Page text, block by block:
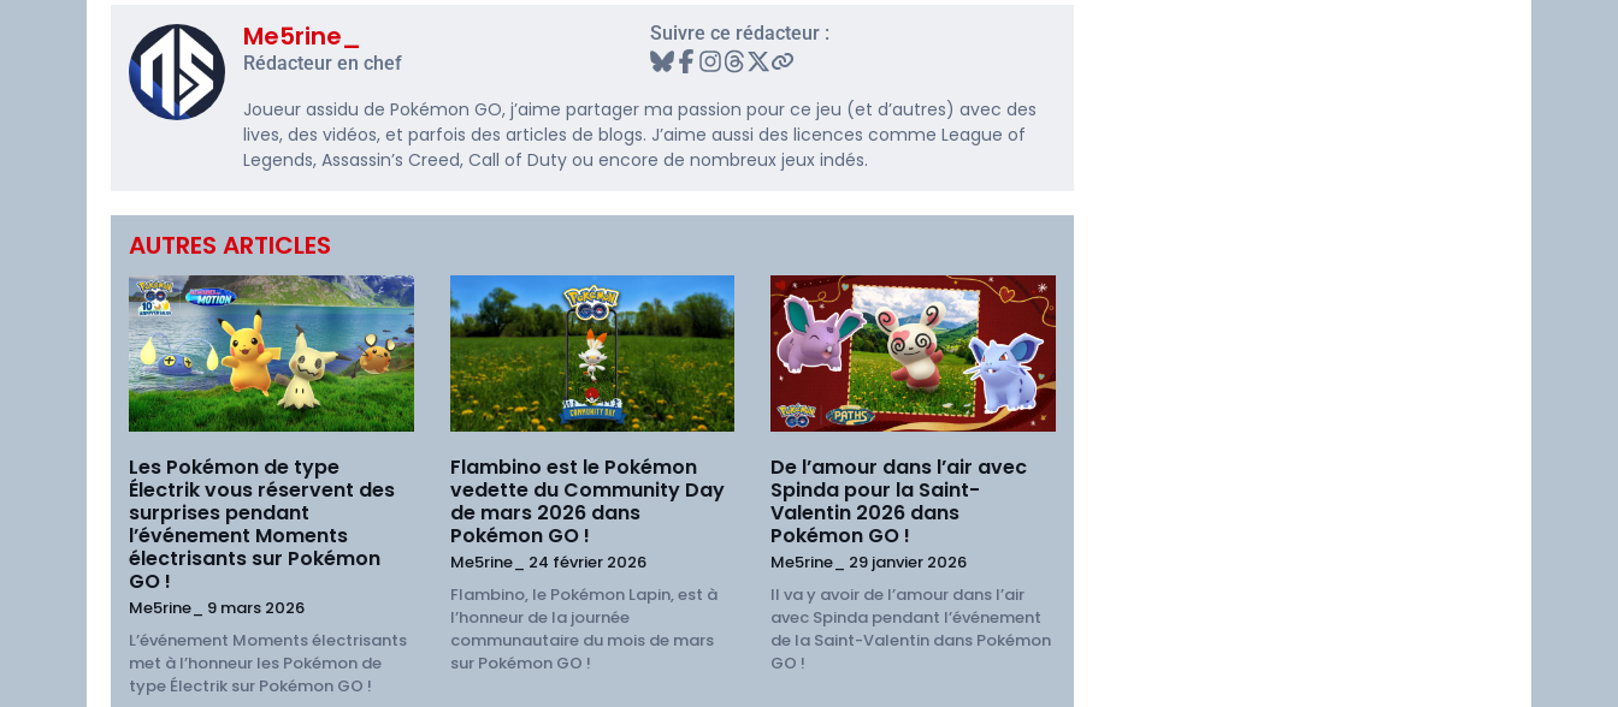
Me5rine_
Rédacteur en chef
Suivre ce rédacteur :
Joueur assidu de Pokémon GO, j’aime partager ma passion pour ce jeu (et d’autres) avec des
lives, des vidéos, et parfois des articles de blogs. J’aime aussi des licences comme League of
Legends, Assassin’s Creed, Call of Duty ou encore de nombreux jeux indés.
AUTRES ARTICLES
Les Pokémon de type
Électrik vous réservent des
surprises pendant
l’événement Moments
électrisants sur Pokémon
GO !
Me5rine_ 9 mars 2026
L’événement Moments électrisants
met à l’honneur les Pokémon de
type Électrik sur Pokémon GO !
Flambino est le Pokémon
vedette du Community Day
de mars 2026 dans
Pokémon GO !
Me5rine_ 24 février 2026
Flambino, le Pokémon Lapin, est à
l’honneur de la journée
communautaire du mois de mars
sur Pokémon GO !
De l’amour dans l’air avec
Spinda pour la Saint-
Valentin 2026 dans
Pokémon GO !
Me5rine_ 29 janvier 2026
Il va y avoir de l’amour dans l’air
avec Spinda pendant l’événement
de la Saint-Valentin dans Pokémon
GO !